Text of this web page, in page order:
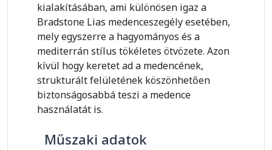
kialakításában, ami különösen igaz a
Bradstone Lias medenceszegély esetében,
mely egyszerre a hagyományos és a
mediterrán stílus tökéletes ötvözete. Azon
kívül hogy keretet ad a medencének,
strukturált felületének köszönhetően
biztonságosabbá teszi a medence
használatát is.
Műszaki adatok